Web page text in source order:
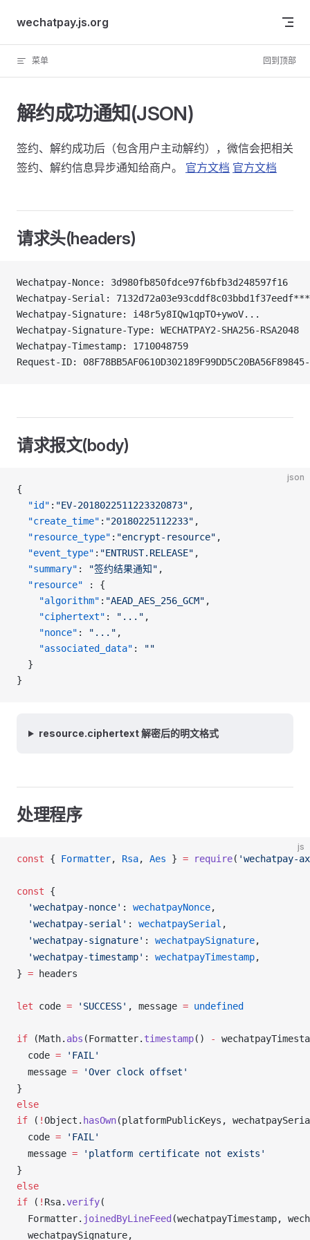
Skip to content
wechatpay.js.org
菜单 回到顶部
解约成功通知(JSON)
签约、解约成功后（包含用户主动解约），微信会把相关
签约、解约信息异步通知给商户。 官方文档 官方文档
请求头(headers)
Wechatpay-Nonce: 3d980fb850fdce97f6bfb3d248597f16
Wechatpay-Serial:
Wechatpay-Signature: i48r5y8IQw1qpTO+ywoV...
Wechatpay-Signature-Type: WECHATPAY2-SHA256-RSA2048
Wechatpay-Timestamp: 1710048759
Request-ID:
请求报文(body)
json
{
  "id"
: "EV-2018022511223320873" ,
  "create_time"
: "20180225112233" ,
  "resource_type"
: "encrypt-resource" ,
  "event_type"
: "ENTRUST.RELEASE" ,
  "summary"
: "签约结果通知" ,
  "resource"
: {
    "algorithm"
: "AEAD_AES_256_GCM" ,
    "ciphertext"
: "..." ,
    "nonce"
: "..." ,
    "associated_data"
:
""
  }
}
resource.ciphertext 解密后的明文格式
处理程序
js
const { Formatter, Rsa, Aes } = require( 'wechatpay-
const {
  'wechatpay-nonce'
: wechatpayNonce,
  'wechatpay-serial'
: wechatpaySerial ,
  'wechatpay-signature'
: wechatpaySignature,
  'wechatpay-timestamp'
: wechatpayTimestamp,
} = headers
let code = 'SUCCESS' , message = undefined
if (Math. abs (Formatter. timestamp() -
code = 'FAIL'
message = 'Over clock offset'
}
else
if ( !Object . hasOwn(platformPublicKeys ,
code = 'FAIL'
message = 'platform certificate not exists'
}
else
if ( ! Rsa.verify(
Formatter. joinedByLineFeed (wechatpayTimestamp,
wechatpaySignature,